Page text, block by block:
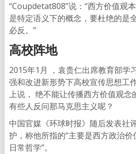
“Coupdetat808”说：“西方价值观
是特定语义下的概念，要杜绝的是
必反。”
高校阵地
2015年1月 ，袁贵仁出席教育部学
强和改进新形势下高校宣传思想工
上说， 绝不能让传播西方价值观念
有些人反问那马克思主义呢？
中国官媒《环球时报》随后发表社
护，称他所指的“主要是西方政治
日常哲学”。